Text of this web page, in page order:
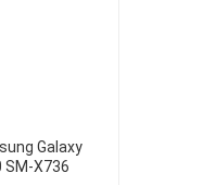
Galaxy
SM-X736